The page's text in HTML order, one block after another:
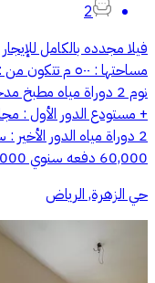
2
فيلا مجدده بالكامل
نوم 2 دوراة مياه
2 دوراة مياه الدور
60,000 دفعه سنوي 66,000 دفعتين
حي الزهرة, الرياض